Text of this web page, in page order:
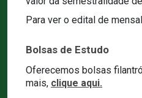
Para ver o edital de
Bolsas de Estudo
Oferecemos bolsas
mais, clique aqui.